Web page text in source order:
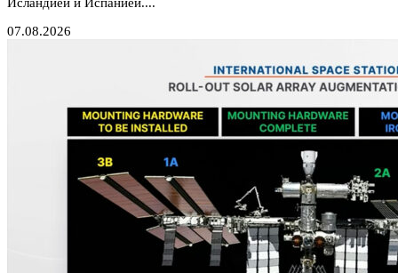
07.08.2026